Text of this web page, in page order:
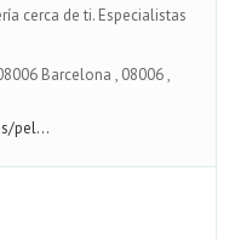
cerca de ti. Especialistas
Barcelona , 08006,
pel...